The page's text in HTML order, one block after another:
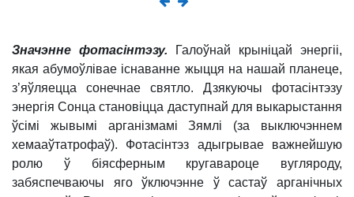
Значэнне фотасінтэзу.
Галоўнай крыніцай энергіі,
якая абумоўлівае існаванне жыцця на нашай планеце,
з’яўляецца сонечнае святло. Дзякуючы фотасінтэзу
энергія Сонца становіцца даступнай для выкарыстання
ўсімі жывымі арганізмамі Зямлі (за выключэннем
хемааўтатрофаў). Фотасінтэз адыгрывае важнейшую
ролю ў біясферным кругавароце вугляроду,
забяспечваючы яго ўключэнне ў састаў арганічных